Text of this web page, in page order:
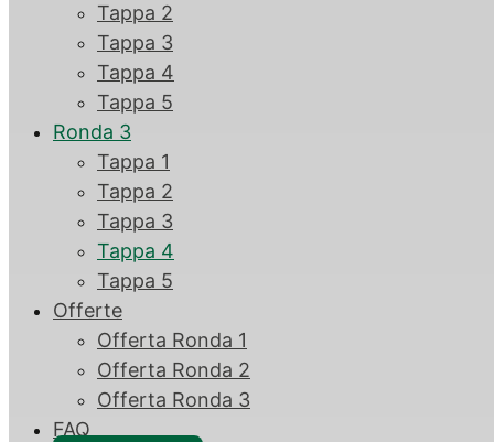
Tappa 2
Tappa 3
Tappa 4
Tappa 5
Ronda 3
Tappa 1
Tappa 2
Tappa 3
Tappa 4
Tappa 5
Offerte
Offerta Ronda 1
Offerta Ronda 2
Offerta Ronda 3
FAQ